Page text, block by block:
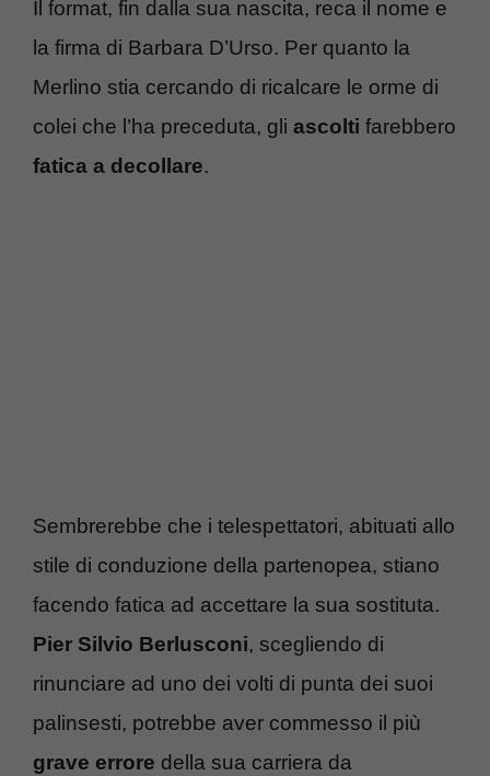
Il format, fin dalla sua nascita, reca il nome e
la firma di Barbara D’Urso. Per quanto la
Merlino stia cercando di ricalcare le orme di
colei che l’ha preceduta, gli ascolti farebbero
fatica a decollare.
Sembrerebbe che i telespettatori, abituati allo
stile di conduzione della partenopea, stiano
facendo fatica ad accettare la sua sostituta.
Pier Silvio Berlusconi, scegliendo di
rinunciare ad uno dei volti di punta dei suoi
palinsesti, potrebbe aver commesso il più
grave errore della sua carriera da